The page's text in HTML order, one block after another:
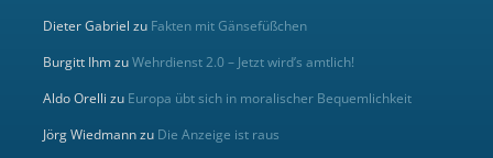
Dieter Gabriel zu Fakten mit Gänsefüßchen
Burgitt IhmzuWehrdienst 2.0 – Jetzt wird’s amtlich!
Aldo Orelli zu Europa übt sich in moralischer Bequemlichkeit
Jörg Wiedmannzu Die Anzeige ist raus